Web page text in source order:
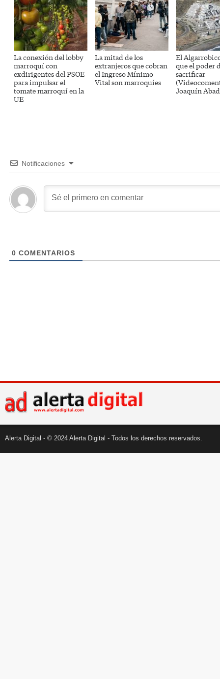
La conexión del lobby
marroquí con
exdirigentes del PSOE
para impulsar el
tomate marroquí en la
UE
La mitad de los
extranjeros que cobran
el Ingreso Mínimo
Vital son marroquíes
El
que el poder
sacrificar
Joaquín
Notificaciones
0 COMENTARIOS
Alerta Digital - © 2024 Alerta Digital - Todos los derechos reservados.